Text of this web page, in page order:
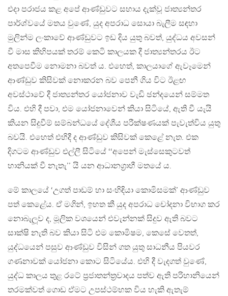
එදා පරාජය කළ අපේ ආණ්ඩුවට සහාය දැක්වූ ජාත්‍යන්තර
පාර්ශ්වයේ මතය වුණේ, යුද අපරාධ සොයා බැලීම සඳහා
මුලින්ම ලංකාවේ ආණ්ඩුවට ඉඩ දිය යුතු බවත්, යුද්ධය අවසන්
වී මාස කිහිපයක් තරම් කෙටි කාලයක දී ජාත්‍යන්තරය ඊට
අතපෙවීම නොමනා බවත් ය. එහෙත්, කාලයාගේ ඇවෑමෙන්
ආණ්ඩුව කිසිවක් නොකරන බව පෙනී ගිය විට ඊළඟ
අවස්ථාවේ දී ජාත්‍යන්තර යෝජනාව වැඩි ඡන්දයෙන් සම්මත
විය. එහි දී පවා, එම යෝජනාවෙන් කියා සිටියේ, ඇති වී යැයි
කියන සිදුවීම් සම්බන්ධයේ දේශීය පරීක්ෂණයක් පැවැත්විය යුතු
බවයි. එහෙත් එහිදී ද ආණ්ඩුව කිසිවක් කෙළේ නැත. එක
දිගටම ආණ්ඩුව එල්ලී සිටියේ ‘‘අපෙන් මැස්සෙකුටවත්
හානියක් වී නැතැ’’ යි යන ආධානග‍්‍රාහී මතයේ ය.
මේ කාලයේ ‘උගත් පාඩම් හා සංහිඳියා කොමිසමක්’ ආණ්ඩුව
පත් කෙළේය. ඒ මගින්, ඉහත කී යුද අපරාධ චෝදනා විභාග කර
නොබැලූව ද, මූලික වශයෙන් එවැන්නක් සිදුව ඇති බවට
සාක්ෂි නැති බව කියා සිටි එම කොමිෂම, කෙසේ වෙතත්,
යුද්ධයෙන් පසුව ආණ්ඩුව විසින් ගත යුතු සාධනීය පියවර
ගණනාවක් යෝජනා කොට සිටියේය. එහි දී වැදගත් වුණේ,
යුද්ධ කාලය තුළ රටේ ප‍්‍රජාතන්ත‍්‍රවාදය පත්ව ඇති පරිහානියෙන්
තරමක්වත් ගොඩ ඒමට උපස්ථම්භක විය හැකි ඇතැම්